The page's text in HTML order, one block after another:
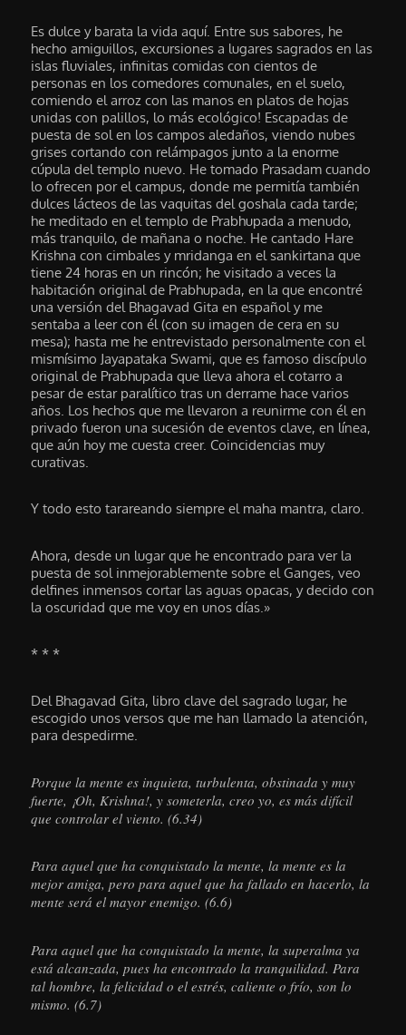
Es dulce y barata la vida aquí. Entre sus sabores, he
hecho amiguillos, excursiones a lugares sagrados en las
islas fluviales, infinitas comidas con cientos de
personas en los comedores comunales, en el suelo,
comiendo el arroz con las manos en platos de hojas
unidas con palillos, lo más ecológico! Escapadas de
puesta de sol en los campos aledaños, viendo nubes
grises cortando con relámpagos junto a la enorme
cúpula del templo nuevo. He tomado Prasadam cuando
lo ofrecen por el campus, donde me permitía también
dulces lácteos de las vaquitas del goshala cada tarde;
he meditado en el templo de Prabhupada a menudo,
más tranquilo, de mañana o noche. He cantado Hare
Krishna con cimbales y mridanga en el sankirtana que
tiene 24 horas en un rincón; he visitado a veces la
habitación original de Prabhupada, en la que encontré
una versión del Bhagavad Gita en español y me
sentaba a leer con él (con su imagen de cera en su
mesa); hasta me he entrevistado personalmente con el
mismísimo Jayapataka Swami, que es famoso discípulo
original de Prabhupada que lleva ahora el cotarro a
pesar de estar paralítico tras un derrame hace varios
años. Los hechos que me llevaron a reunirme con él en
privado fueron una sucesión de eventos clave, en línea,
que aún hoy me cuesta creer. Coincidencias muy
curativas.
Y todo esto tarareando siempre el maha mantra, claro.
Ahora, desde un lugar que he encontrado para ver la
puesta de sol inmejorablemente sobre el Ganges, veo
delfines inmensos cortar las aguas opacas, y decido con
la oscuridad que me voy en unos días.»
* * *
Del Bhagavad Gita, libro clave del sagrado lugar, he
escogido unos versos que me han llamado la atención,
para despedirme.
Porque la mente es inquieta, turbulenta, obstinada y muy
fuerte, ¡Oh, Krishna!, y someterla, creo yo, es más difícil
que controlar el viento. (6.34)
Para aquel que ha conquistado la mente, la mente es la
mejor amiga, pero para aquel que ha fallado en hacerlo, la
mente será el mayor enemigo. (6.6)
Para aquel que ha conquistado la mente, la superalma ya
está alcanzada, pues ha encontrado la tranquilidad. Para
tal hombre, la felicidad o el estrés, caliente o frío, son lo
mismo. (6.7)